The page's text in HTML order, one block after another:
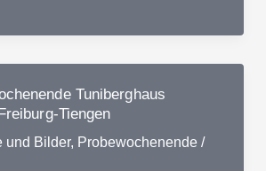
Tuniberghaus
Tiengen
und Bilder, Probewochenende/